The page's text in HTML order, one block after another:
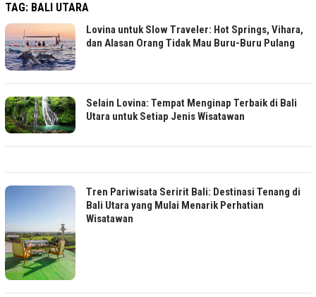
TAG: BALI UTARA
Lovina untuk Slow Traveler: Hot Springs, Vihara,
dan Alasan Orang Tidak Mau Buru-Buru Pulang
Selain Lovina: Tempat Menginap Terbaik di Bali
Utara untuk Setiap Jenis Wisatawan
Tren Pariwisata Seririt Bali: Destinasi Tenang di
Bali Utara yang Mulai Menarik Perhatian
Wisatawan